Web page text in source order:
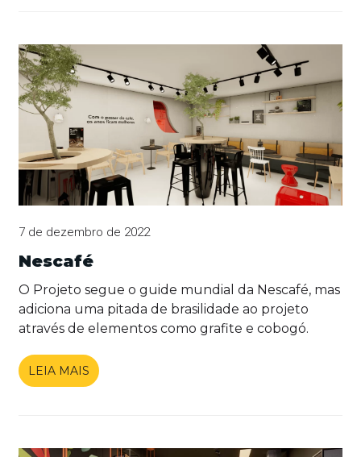
7 de dezembro de 2022
Nescafé
O Projeto segue o guide mundial da Nescafé, mas
adiciona uma pitada de brasilidade ao projeto
através de elementos como grafite e cobogó.
LEIA MAIS